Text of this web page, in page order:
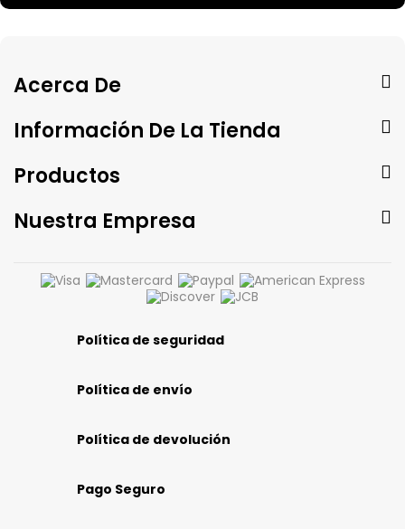
Acerca De
Información De La Tienda
Productos
Nuestra Empresa
Política de seguridad
Política de envío
Política de devolución
Pago Seguro